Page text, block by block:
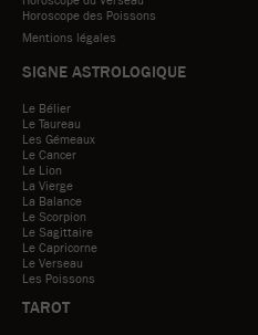
Horoscope des Poissons
Mentions légales
SIGNE ASTROLOGIQUE
Le Bélier
Le Taureau
Les Gémeaux
Le Cancer
Le Lion
La Vierge
La Balance
Le Scorpion
Le Sagittaire
Le Capricorne
Le Verseau
Les Poissons
TAROT